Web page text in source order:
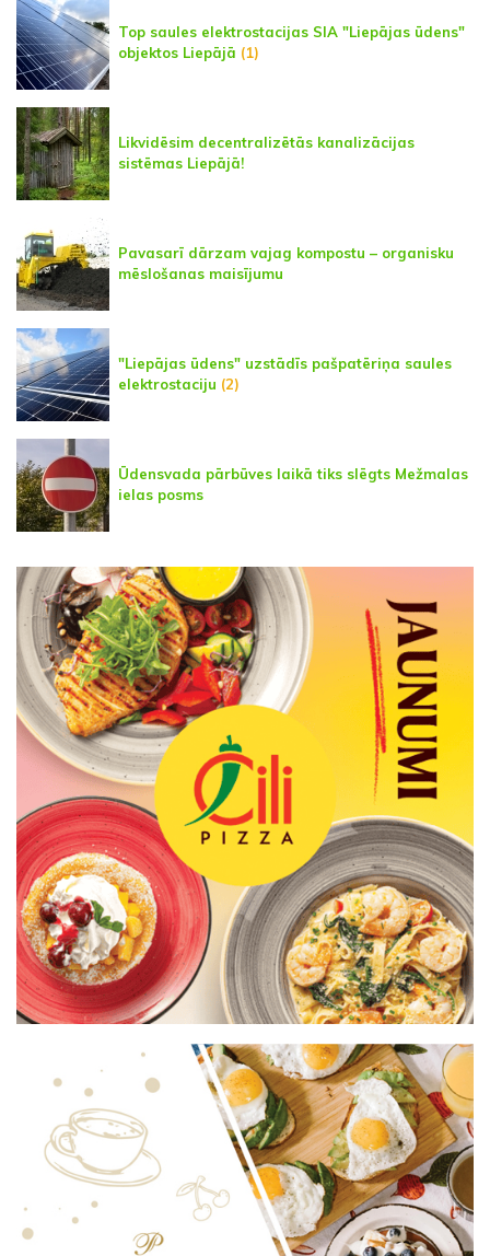
Top saules elektrostacijas SIA "Liepājas ūdens"
objektos Liepājā (1)
Likvidēsim decentralizētās kanalizācijas
sistēmas Liepājā!
Pavasarī dārzam vajag kompostu – organisku
mēslošanas maisījumu
"Liepājas ūdens" uzstādīs pašpatēriņa saules
elektrostaciju (2)
Ūdensvada pārbūves laikā tiks slēgts Mežmalas
ielas posms